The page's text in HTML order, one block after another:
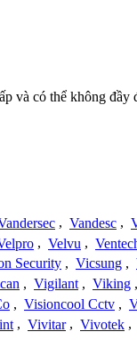
và có thể không đầy
, Vandesc ,
, Velvu ,
Security , Vicsung ,
, Vigilant , Viking ,
, Visioncool Cctv ,
, Vivitar , Vivotek ,